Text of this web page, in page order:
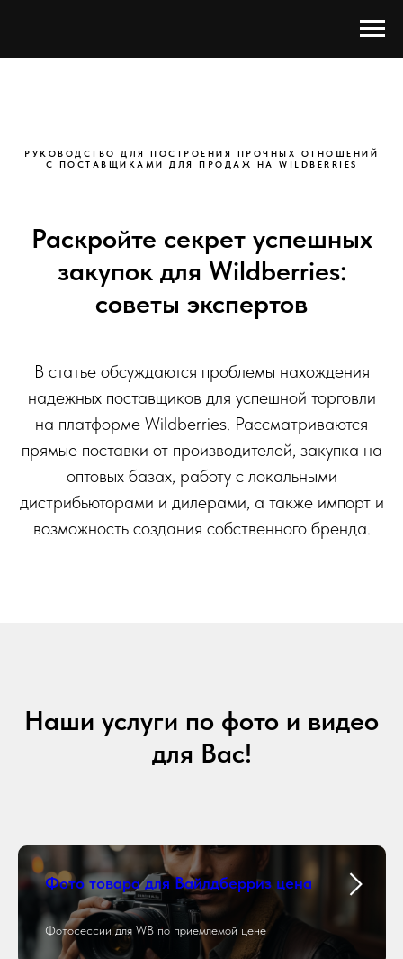
РУКОВОДСТВО ДЛЯ ПОСТРОЕНИЯ ПРОЧНЫХ ОТНОШЕНИЙ
С ПОСТАВЩИКАМИ ДЛЯ ПРОДАЖ НА WILDBERRIES
Раскройте секрет успешных
закупок для Wildberries:
советы экспертов
В статье обсуждаются проблемы нахождения
надежных поставщиков для успешной торговли
на платформе Wildberries. Рассматриваются
прямые поставки от производителей, закупка на
оптовых базах, работу с локальными
дистрибьюторами и дилерами, а также импорт и
возможность создания собственного бренда.
Наши услуги по фото и видео
для Вас!
Фото товара для Вайлдберриз цена
Фотосессии для WB по приемлемой цене